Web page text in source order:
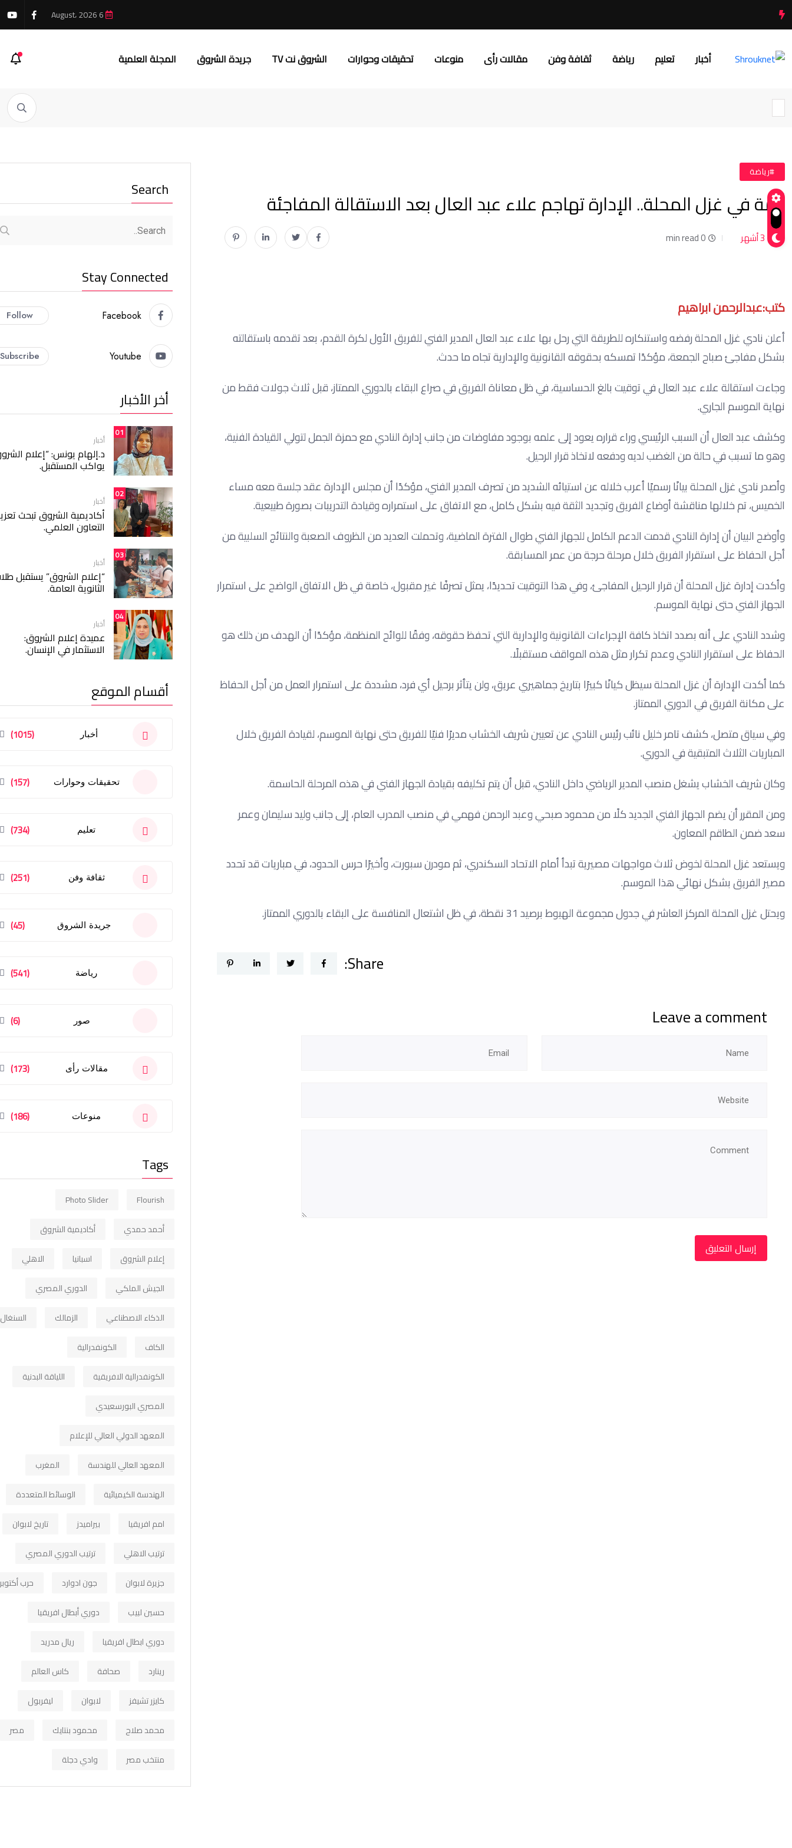
أخبار تعليم رياضة ثقافة وفن مقالات رأى منوعات تحقيقات وحوارات الشروق نت TV جريدة الشروق المجلة العلمية
#رياضة
أزمة في غزل المحلة.. الإدارة تهاجم علاء عبد العال بعد الاستقالة المفاجئة
3 أشهر 0 min read
كتب:عبدالرحمن ابراهيم
أعلن نادي غزل المحلة رفضه واستنكاره للطريقة التي رحل بها علاء عبد العال المدير الفني للفريق الأول لكرة القدم، بعد تقدمه باستقالته
بشكل مفاجئ صباح الجمعة، مؤكدًا تمسكه بحقوقه القانونية والإدارية تجاه ما حدث.
وجاءت استقالة علاء عبد العال في توقيت بالغ الحساسية، في ظل معاناة الفريق في صراع البقاء بالدوري الممتاز، قبل ثلاث جولات فقط من
نهاية الموسم الجاري.
وكشف عبد العال أن السبب الرئيسي وراء قراره يعود إلى علمه بوجود مفاوضات من جانب إدارة النادي مع حمزة الجمل لتولي القيادة الفنية،
وهو ما تسبب في حالة من الغضب لديه ودفعه لاتخاذ قرار الرحيل.
وأصدر نادي غزل المحلة بيانًا رسميًا أعرب خلاله عن استيائه الشديد من تصرف المدير الفني، مؤكدًا أن مجلس الإدارة عقد جلسة معه مساء
الخميس، تم خلالها مناقشة أوضاع الفريق وتجديد الثقة فيه بشكل كامل، مع الاتفاق على استمراره وقيادة التدريبات بصورة طبيعية.
وأوضح البيان أن إدارة النادي قدمت الدعم الكامل للجهاز الفني طوال الفترة الماضية، وتحملت العديد من الظروف الصعبة والنتائج السلبية من
أجل الحفاظ على استقرار الفريق خلال مرحلة حرجة من عمر المسابقة.
وأكدت إدارة غزل المحلة أن قرار الرحيل المفاجئ، وفي هذا التوقيت تحديدًا، يمثل تصرفًا غير مقبول، خاصة في ظل الاتفاق الواضح على استمرار
الجهاز الفني حتى نهاية الموسم.
وشدد النادي على أنه بصدد اتخاذ كافة الإجراءات القانونية والإدارية التي تحفظ حقوقه، وفقًا للوائح المنظمة، مؤكدًا أن الهدف من ذلك هو
الحفاظ على استقرار النادي وعدم تكرار مثل هذه المواقف مستقبلًا.
كما أكدت الإدارة أن غزل المحلة سيظل كيانًا كبيرًا بتاريخ جماهيري عريق، ولن يتأثر برحيل أي فرد، مشددة على استمرار العمل من أجل الحفاظ
على مكانة الفريق في الدوري الممتاز.
وفي سياق متصل، كشف تامر خليل نائب رئيس النادي عن تعيين شريف الخشاب مديرًا فنيًا للفريق حتى نهاية الموسم، لقيادة الفريق خلال
المباريات الثلاث المتبقية في الدوري.
وكان شريف الخشاب يشغل منصب المدير الرياضي داخل النادي، قبل أن يتم تكليفه بقيادة الجهاز الفني في هذه المرحلة الحاسمة.
ومن المقرر أن يضم الجهاز الفني الجديد كلًا من محمود صبحي وعبد الرحمن فهمي في منصب المدرب العام، إلى جانب وليد سليمان وعمر
سعد ضمن الطاقم المعاون.
ويستعد غزل المحلة لخوض ثلاث مواجهات مصيرية تبدأ أمام الاتحاد السكندري، ثم مودرن سبورت، وأخيرًا حرس الحدود، في مباريات قد تحدد
مصير الفريق بشكل نهائي هذا الموسم.
ويحتل غزل المحلة المركز العاشر في جدول مجموعة الهبوط برصيد 31 نقطة، في ظل اشتعال المنافسة على البقاء بالدوري الممتاز.
Share:
Leave a comment
Search
Stay Connected
Facebook
Follow
Youtube
Subscribe
أخر الأخبار
01
أخبار
د.إلهام يونس: “إعلام
يواكب المستقبل.
02
أخبار
أكاديمية الشروق تبحث
التعاون العلمي.
03
أخبار
“إعلام الشروق” يستقبل
الثانوية العامة.
04
أخبار
عميدة إعلام الشروق:
الاستثمار في الإنسان.
أقسام الموقع
أخبار (1015)
تحقيقات وحوارات (157)
تعليم (734)
ثقافة وفن (251)
جريدة الشروق (45)
رياضة (541)
صور (6)
مقالات رأى (173)
منوعات (186)
Tags
Flourish
Photo Slider
أحمد حمدي
أكاديمية الشروق
إعلام الشروق
اسبانيا
الاهلي
الجيش الملكي
الدوري المصري
الذكاء الاصطناعي
الزمالك
السنغال
الكاف
الكونفدرالية
الكونفدرالية الافريقية
اللياقة البدنية
المصري البورسعيدي
المعهد الدولي العالي للإعلام
المعهد العالي للهندسة
المغرب
الهندسة الكيميائية
الوسائط المتعددة
امم افريقيا
بيراميدز
تاريخ لابوان
ترتيب الاهلي
ترتيب الدوري المصري
جزيرة لابوان
جون ادوارد
حرب أكتوبر
حسين لبيب
دوري أبطال افريقيا
دوري ابطال افريقيا
ريال مدريد
رينارد
صحافة
كاس العالم
كايزر تشيفز
لابوان
ليفربول
محمد صلاح
محمود بنتايك
مصر
منتخب مصر
وادي دجلة